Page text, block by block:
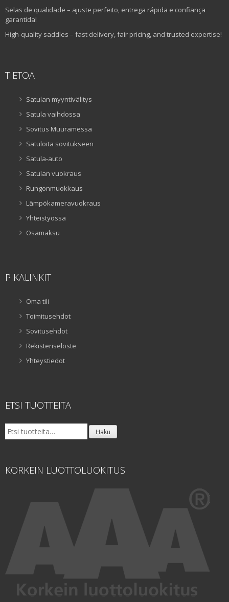
Selas de qualidade – ajuste perfeito, entrega rápida e confiança
garantida!
High-quality saddles – fast delivery, fair pricing, and trusted expertise!
TIETOA
Satulan myyntivälitys
Satula vaihdossa
Sovitus Muuramessa
Satuloita sovitukseen
Satula-auto
Satulan vuokraus
Rungonmuokkaus
Lämpökameravuokraus
Yhteistyössä
Osamaksu
PIKALINKIT
Oma tili
Toimitusehdot
Sovitusehdot
Rekisteriseloste
Yhteystiedot
ETSI TUOTTEITA
Etsi: Haku
KORKEIN LUOTTOLUOKITUS